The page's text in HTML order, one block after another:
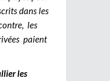
dans les
les
paient
les